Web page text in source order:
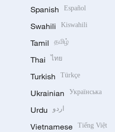
Spanish Español
Swahili Kiswahili
Tamil தமிழ்
Thai ไทย
Turkish Türkçe
Ukrainian Українська
Urdu اردو
Vietnamese Tiếng Việt